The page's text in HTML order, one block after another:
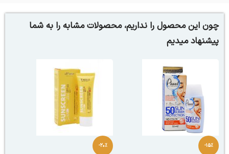
چون این محصول را نداریم، محصولات مشابه را به شما
پیشنهاد میدیم
-15%
-20%